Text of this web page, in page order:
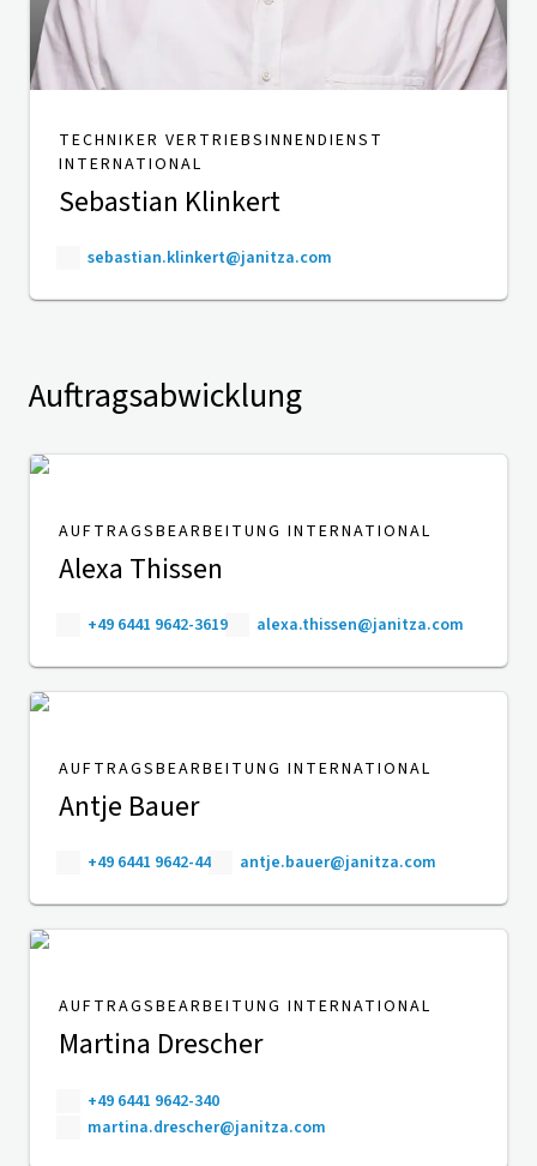
TECHNIKER VERTRIEBSINNENDIENST
INTERNATIONAL
Sebastian Klinkert
sebastian.klinkert@janitza.com
Auftragsabwicklung
AUFTRAGSBEARBEITUNG INTERNATIONAL
Alexa Thissen
+49 6441 9642-3619 alexa.thissen@janitza.com
AUFTRAGSBEARBEITUNG INTERNATIONAL
Antje Bauer
+49 6441 9642-44 antje.bauer@janitza.com
AUFTRAGSBEARBEITUNG INTERNATIONAL
Martina Drescher
+49 6441 9642-340
martina.drescher@janitza.com